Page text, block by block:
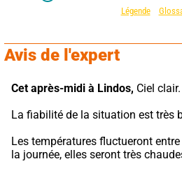
Légende
Avis de l'expert
Cet après-midi à Lindos, Ciel
La fiabilité de la situation est très
Les températures fluctueront
la journée, elles seront très